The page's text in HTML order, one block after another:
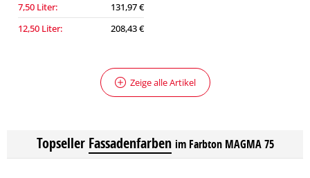
7,50 Liter:
131,97 €
12,50 Liter:
208,43 €
Zeige alle Artikel
Topseller Fassadenfarben im Farbton MAGMA 75